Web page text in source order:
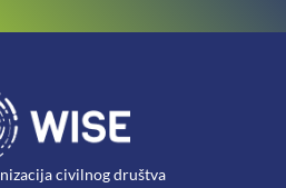
civilnog društva